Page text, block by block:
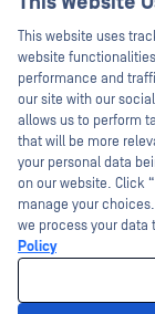
vulnerabilităților
Parteneri
Certificare
Parteneri tehnologici
Program de parteneriat
©2026 OPSWAT . Toate
MetaAccess, OPSWAT ,
World's Critical
DFI, RetroHunt, Deep
OPSWAT . Mărcile
This website uses
website
performance and
our site with our
allows us to perform
that will be more
your personal data
on our website. Click
manage your
we process your
Policy